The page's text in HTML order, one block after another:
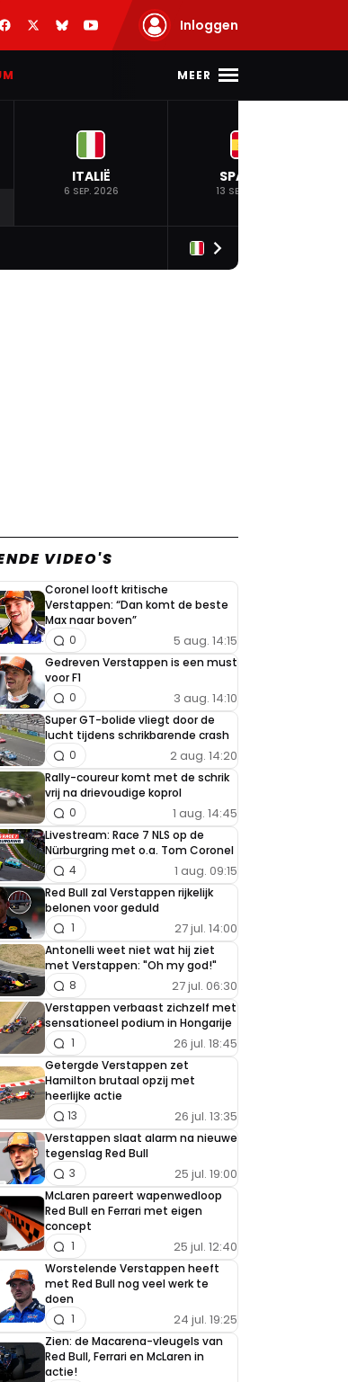
Inloggen
MEER
ITALIË
6 SEP. 2026
SPANJE
13 SEP. 2026
VIDEO'S
Coronel looft kritische
Verstappen: “Dan komt de beste
Max naar boven”
5 aug. 14:15
0
Gedreven Verstappen is een must
voor F1
3 aug. 14:10
0
Super GT-bolide vliegt door de
lucht tijdens schrikbarende crash
2 aug. 14:20
0
Rally-coureur komt met de schrik
vrij na drievoudige koprol
1 aug. 14:45
0
Livestream: Race 7 NLS op de
Nürburgring met o.a. Tom Coronel
1 aug. 09:15
4
Red Bull zal Verstappen rijkelijk
belonen voor geduld
27 jul. 14:00
1
Antonelli weet niet wat hij ziet
met Verstappen: "Oh my god!"
27 jul. 06:30
8
Verstappen verbaast zichzelf met
sensationeel podium in Hongarije
26 jul. 18:45
1
Getergde Verstappen zet
Hamilton brutaal opzij met
heerlijke actie
26 jul. 13:35
13
Verstappen slaat alarm na nieuwe
tegenslag Red Bull
25 jul. 19:00
3
McLaren pareert wapenwedloop
Red Bull en Ferrari met eigen
concept
25 jul. 12:40
1
Worstelende Verstappen heeft
met Red Bull nog veel werk te
doen
24 jul. 19:25
1
Zien: de Macarena-vleugels van
Red Bull, Ferrari en McLaren in
actie!